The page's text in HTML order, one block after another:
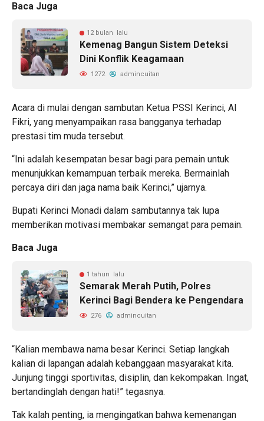
Baca Juga
12 bulan lalu
Kemenag Bangun Sistem Deteksi
Dini Konflik Keagamaan
1272 admincuitan
Acara di mulai dengan sambutan Ketua PSSI Kerinci, Al
Fikri, yang menyampaikan rasa bangganya terhadap
prestasi tim muda tersebut.
“Ini adalah kesempatan besar bagi para pemain untuk
menunjukkan kemampuan terbaik mereka. Bermainlah
percaya diri dan jaga nama baik Kerinci,” ujarnya.
Bupati Kerinci Monadi dalam sambutannya tak lupa
memberikan motivasi membakar semangat para pemain.
Baca Juga
1 tahun lalu
Semarak Merah Putih, Polres
Kerinci Bagi Bendera ke Pengendara
276 admincuitan
“Kalian membawa nama besar Kerinci. Setiap langkah
kalian di lapangan adalah kebanggaan masyarakat kita.
Junjung tinggi sportivitas, disiplin, dan kekompakan. Ingat,
bertandinglah dengan hati!” tegasnya.
Tak kalah penting, ia mengingatkan bahwa kemenangan